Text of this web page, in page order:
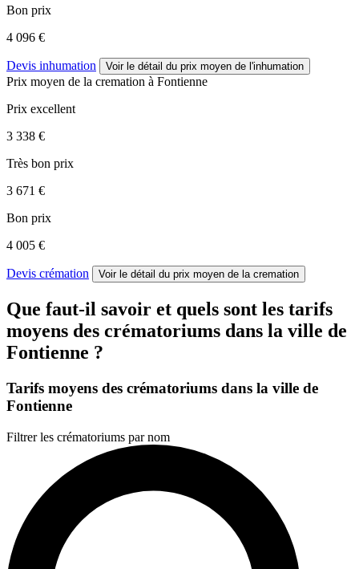
Bon prix
4 096 €
Devis inhumation Voir le détail du prix moyen de l'inhumation
Prix moyen de la cremation à Fontienne
Prix excellent
3 338 €
Très bon prix
3 671 €
Bon prix
4 005 €
Devis crémation Voir le détail du prix moyen de la cremation
Que faut-il savoir et quels sont les tarifs
moyens des crématoriums dans la ville de
Fontienne ?
Tarifs moyens des crématoriums dans la ville de
Fontienne
Filtrer les crématoriums par nom